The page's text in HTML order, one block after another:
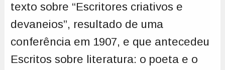
texto sobre “Escritores criativos e
devaneios”, resultado de uma
conferência em 1907, e que antecedeu
Escritos sobre literatura: o poeta e o